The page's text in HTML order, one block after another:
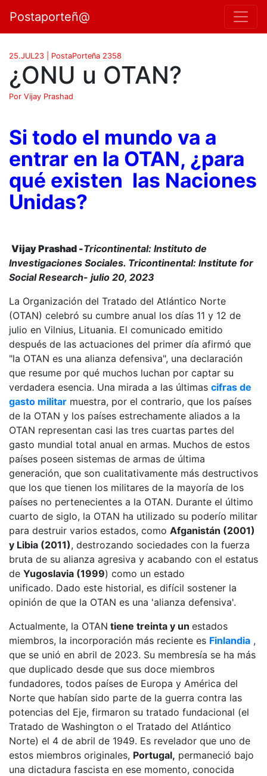
Postaporteñ@
25.JUL23 | PostaPorteña 2358
¿ONU u OTAN?
Por Vijay Prashad
Si todo el mundo va a
entrar en la OTAN, ¿para
qué existen las Naciones
Unidas?
Vijay Prashad -Tricontinental: Instituto de
Investigaciones Sociales. Tricontinental: Institute for
Social Research- julio 20, 2023
La Organización del Tratado del Atlántico Norte
(OTAN) celebró su cumbre anual los días 11 y 12 de
julio en Vilnius, Lituania. El comunicado emitido
después de las actuaciones del primer día afirmó que
"la OTAN es una alianza defensiva", una declaración
que resume por qué muchos luchan por captar su
verdadera esencia. Una mirada a las últimas cifras de
gasto militar muestra, por el contrario, que los países
de la OTAN y los países estrechamente aliados a la
OTAN representan casi las tres cuartas partes del
gasto mundial total anual en armas. Muchos de estos
países poseen sistemas de armas de última
generación, que son cualitativamente más destructivos
que los que tienen los militares de la mayoría de los
países no pertenecientes a la OTAN. Durante el último
cuarto de siglo, la OTAN ha utilizado su poderío militar
para destruir varios estados, como Afganistán (2001)
y Libia (2011), destrozando sociedades con la fuerza
bruta de su alianza agresiva y acabando con el estatus
de Yugoslavia (1999) como un estado
unificado. Dado este historial, es difícil sostener la
opinión de que la OTAN es una 'alianza defensiva'.
Actualmente, la OTAN tiene treinta y un estados
miembros, la incorporación más reciente es Finlandia ,
que se unió en abril de 2023. Su membresía se ha más
que duplicado desde que sus doce miembros
fundadores, todos países de Europa y América del
Norte que habían sido parte de la guerra contra las
potencias del Eje, firmaron su tratado fundacional (el
Tratado de Washington o el Tratado del Atlántico
Norte) el 4 de abril de 1949. Es revelador que uno de
estos miembros originales, Portugal, permaneció bajo
una dictadura fascista en ese momento, conocida